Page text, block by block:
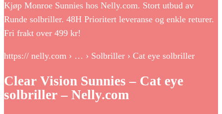
Kjøp Monroe Sunnies hos Nelly.com. Stort utbud av
Runde solbriller. 48H Prioritert leveranse og enkle returer.
Fri frakt over 499 kr!
https:// nelly.com › … › Solbriller › Cat eye solbriller
Clear Vision Sunnies – Cat eye
solbriller – Nelly.com